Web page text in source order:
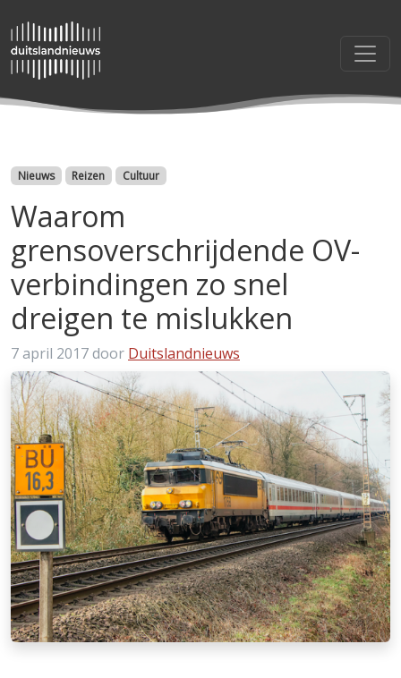
Categorieën
Nieuws Reizen Cultuur
Waarom
grensoverschrijdende OV-
verbindingen zo snel
dreigen te mislukken
7 april 2017door Duitslandnieuws